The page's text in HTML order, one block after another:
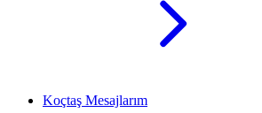
Koçtaş Mesajlarım